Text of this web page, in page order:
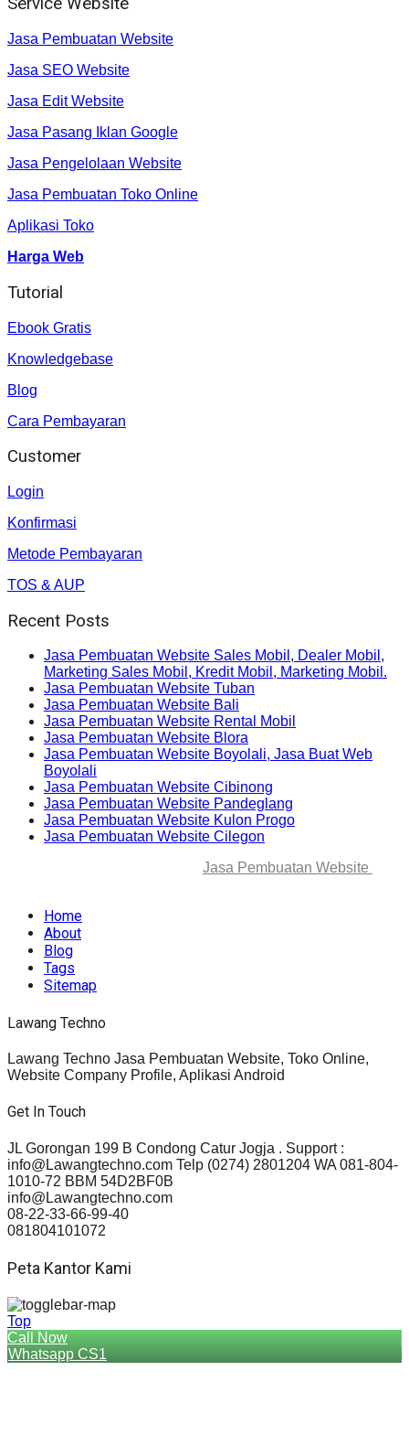
Service Website
Jasa Pembuatan Website
Jasa SEO Website
Jasa Edit Website
Jasa Pasang Iklan Google
Jasa Pengelolaan Website
Jasa Pembuatan Toko Online
Aplikasi Toko
Harga Web
Tutorial
Ebook Gratis
Knowledgebase
Blog
Cara Pembayaran
Customer
Login
Konfirmasi
Metode Pembayaran
TOS & AUP
Recent Posts
Jasa Pembuatan Website Sales Mobil, Dealer Mobil,
Marketing Sales Mobil, Kredit Mobil, Marketing Mobil.
Jasa Pembuatan Website Tuban
Jasa Pembuatan Website Bali
Jasa Pembuatan Website Rental Mobil
Jasa Pembuatan Website Blora
Jasa Pembuatan Website Boyolali, Jasa Buat Web
Boyolali
Jasa Pembuatan Website Cibinong
Jasa Pembuatan Website Pandeglang
Jasa Pembuatan Website Kulon Progo
Jasa Pembuatan Website Cilegon
Jasa Pembuatan Website
Home
About
Blog
Tags
Sitemap
Lawang Techno
Lawang Techno Jasa Pembuatan Website, Toko Online,
Website Company Profile, Aplikasi Android
Get In Touch
JL Gorongan 199 B Condong Catur Jogja . Support :
info@Lawangtechno.com Telp (0274) 2801204 WA 081-804-
1010-72 BBM 54D2BF0B
info@Lawangtechno.com
08-22-33-66-99-40
081804101072
Peta Kantor Kami
Top
Call Now
Whatsapp CS1